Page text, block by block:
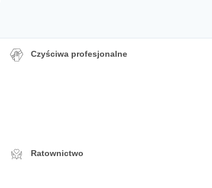
Czyściwa profesjonalne
Ratownictwo